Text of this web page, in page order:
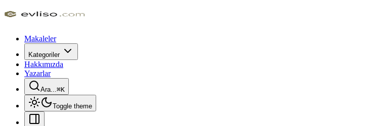
Makaleler
Kategoriler
Hakkımızda
Yazarlar
Ara...⌘K
Toggle theme